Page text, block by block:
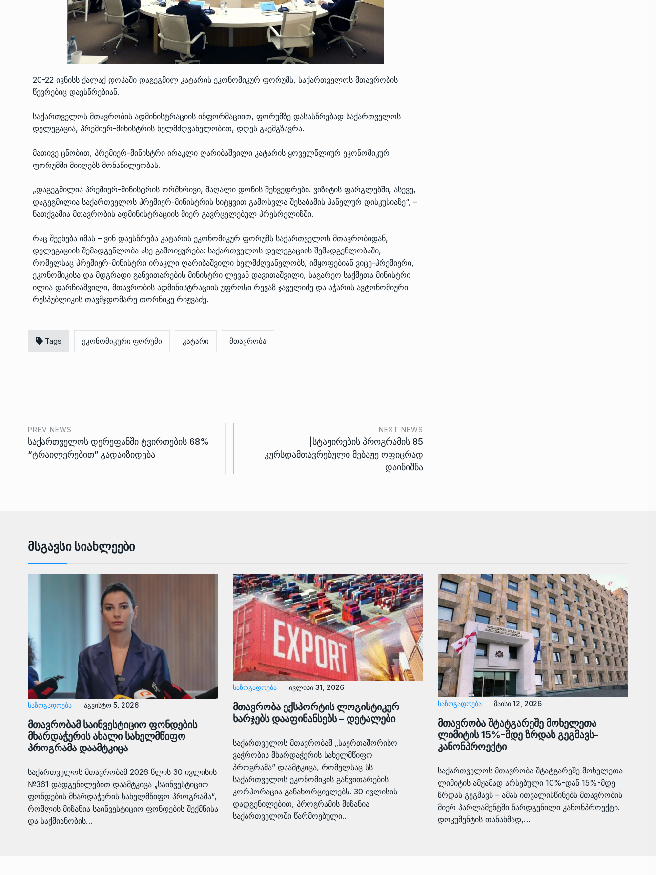
20-22 ივნისს ქალაქ დოჰაში დაგეგმილ კატარის ეკონომიკურ ფორუმს, საქართველოს მთავრობის
წევრებიც დაესწრებიან.
საქართველოს მთავრობის ადმინისტრაციის ინფორმაციით, ფორუმზე დასასწრებად საქართველოს
დელეგაცია, პრემიერ-მინისტრის ხელმძღვანელობით, დღეს გაემგზავრა.
მათივე ცნობით, პრემიერ-მინისტრი ირაკლი ღარიბაშვილი კატარის ყოველწლიურ ეკონომიკურ
ფორუმში მიიღებს მონაწილეობას.
„დაგეგმილია პრემიერ-მინისტრის ორმხრივი, მაღალი დონის შეხვედრები. ვიზიტის ფარგლებში, ასევე,
დაგეგმილია საქართველოს პრემიერ-მინისტრის სიტყვით გამოსვლა შესაბამის პანელურ დისკუსიაზე“, –
ნათქვამია მთავრობის ადმინისტრაციის მიერ გავრცელებულ პრესრელიზში.
რაც შეეხება იმას – ვინ დაესწრება კატარის ეკონომიკურ ფორუმს საქართველოს მთავრობიდან,
დელეგაციის შემადგენლობა ასე გამოიყურება: საქართველოს დელეგაციის შემადგენლობაში,
რომელსაც პრემიერ-მინისტრი ირაკლი ღარიბაშვილი ხელმძღვანელობს, იმყოფებიან ვიცე-პრემიერი,
ეკონომიკისა და მდგრადი განვითარების მინისტრი ლევან დავითაშვილი, საგარეო საქმეთა მინისტრი
ილია დარჩიაშვილი, მთავრობის ადმინისტრაციის უფროსი რევაზ ჯაველიძე და აჭარის ავტონომიური
რესპუბლიკის თავმჯდომარე თორნიკე რიჟვაძე.
Tags ეკონომიკური ფორუმი კატარი მთავრობა
PREV NEWS
საქართველოს დერეფანში ტვირთების 68%
“ტრაილერებით” გადაიზიდება
NEXT NEWS
|სტაჟირების პროგრამის 85
კურსდამთავრებული მებაჟე ოფიცრად
დაინიშნა
Მსგავსი Სიახლეები
ᲡᲐᲖᲝᲒᲐᲓᲝᲔᲑᲐ აგვისტო 5, 2026
მთავრობამ საინვესტიციო ფონდების
მხარდაჭერის ახალი სახელმწიფო
პროგრამა დაამტკიცა
საქართველოს მთავრობამ 2026 წლის 30 ივლისის
№361 დადგენილებით დაამტკიცა „საინვესტიციო
ფონდების მხარდაჭერის სახელმწიფო პროგრამა“,
რომლის მიზანია საინვესტიციო ფონდების შექმნისა
და საქმიანობის…
ᲡᲐᲖᲝᲒᲐᲓᲝᲔᲑᲐ ივლისი 31, 2026
მთავრობა ექსპორტის ლოგისტიკურ
ხარჯებს დააფინანსებს – დეტალები
საქართველოს მთავრობამ „საერთაშორისო
ვაჭრობის მხარდაჭერის სახელმწიფო
პროგრამა” დაამტკიცა, რომელსაც სს
საქართველოს ეკონომიკის განვითარების
კორპორაცია განახორციელებს. 30 ივლისის
დადგენილებით, პროგრამის მიზანია
საქართველოში წარმოებული…
ᲡᲐᲖᲝᲒᲐᲓᲝᲔᲑᲐ მაისი 12, 2026
მთავრობა შტატგარეშე მოხელეთა
ლიმიტის 15%-მდე ზრდას გეგმავს-
კანონპროექტი
საქართველოს მთავრობა შტატგარეშე მოხელეთა
ლიმიტის ამჟამად არსებული 10%-დან 15%-მდე
ზრდას გეგმავს – ამას ითვალისწინებს მთავრობის
მიერ პარლამენტში წარდგენილი კანონპროექტი.
დოკუმენტის თანახმად,…